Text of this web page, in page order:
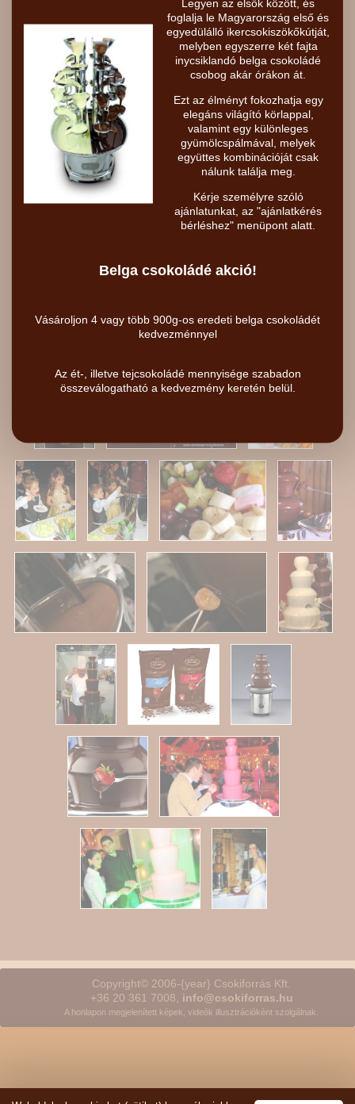
foglalja le Magyarország első és
egyedülálló ikercsokiszökőkútját,
melyben egyszerre két fajta
inycsiklandó belga csokoládé
csobog akár órákon át.
Ezt az élményt fokozhatja egy
elegáns világító körlappal,
valamint egy különleges
gyümölcspálmával, melyek
együttes kombinációját csak
nálunk találja meg.
Kérje személyre szóló
ajánlatunkat, az "ajánlatkérés
bérléshez" menüpont alatt.
Belga csokoládé akció!
Vásároljon 4 vagy több 900g-os eredeti belga csokoládét
kedvezménnyel
Az ét-, illetve tejcsokoládé mennyisége szabadon
összeválogatható a kedvezmény keretén belül.
Copyright© 2006-{year} Csokiforrás Kft.
+36 20 361 7008, info@csokiforras.hu
A honlapon megjelenített képek, videók illusztrációként szolgálnak.